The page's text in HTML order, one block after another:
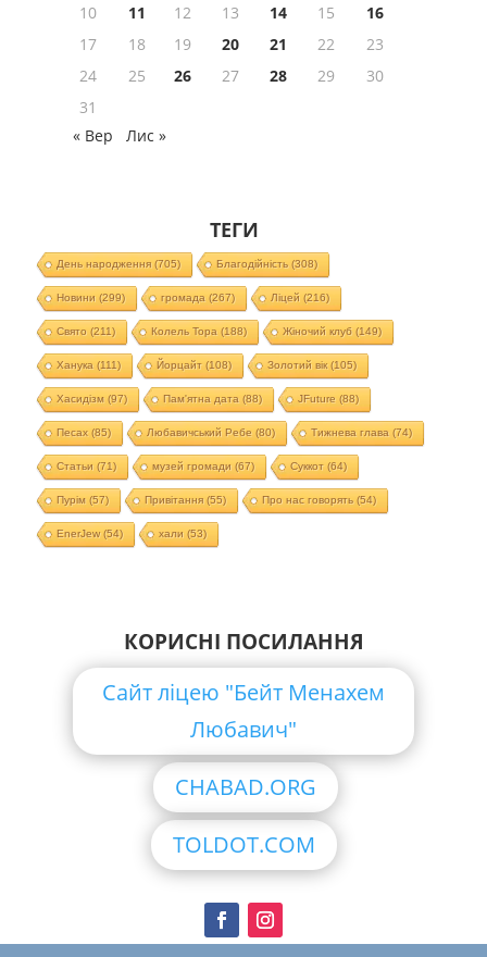
10
11 12 13 14 15
16
17
18 19 20 21 22
23
24
25 26 27 28 29
30
31
« Вер
Лис »
ТЕГИ
День народження(705) Благодійність (308)
Новини (299) громада (267) Ліцей (216)
Свято (211) Колель Тора (188) Жіночий клуб (149)
Ханука (111) Йорцайт (108) Золотий вік(105)
Хасидізм (97) Пам'ятна дата (88) JFuture (88)
Песах(85) Любавичський Ребе (80) Тижнева глава (74)
Статьи (71) музей громади (67) Суккот (64)
Пурім (57) Привітання(55) Про нас говорять (54)
EnerJew(54) хали (53)
КОРИСНІ ПОСИЛАННЯ
Сайт ліцею "Бейт Менахем
Любавич"
CHABAD.ORG
TOLDOT.COM